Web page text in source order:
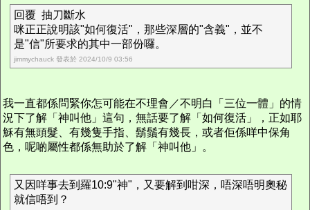
回覆 抽刀斷水
咪正正說明該"如何復活"，那些深層的"含義"，並不
是"信"所要求的其中一部份囉。
jimmychauck 發表於 2024/10/9 03:56
我一直都係問緊你怎可能在不理會／不明白「三位一體」的情
況下了解「神叫他」這句，無話要了解「如何復活」，正如耶
穌有無頭髮、有幾隻手指、鬍鬚有幾長，或者佢係咩中保角
色，呢啲屬性都係無助於了解「神叫他」。
又因咩事去到羅10:9"神"，又要解到咁深，唔深唔明奧秘
就信唔到？